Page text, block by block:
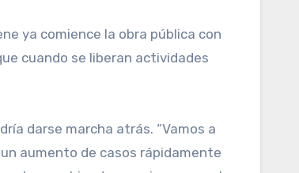
ya comience la obra pública con
cuando se liberan actividades
darse marcha atrás. “Vamos a
aumento de casos rápidamente